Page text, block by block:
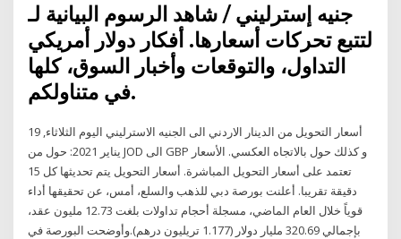
شاهد الرسوم البيانية لـ ‎جنيه إسترليني /
دولار أمريكي‎ لتتبع تحركات أسعارها. أفكار
التداول، والتوقعات وأخبار السوق، كلها
في متناولكم.
أسعار التحويل من الدينار الاردني الى الجنيه الاسترليني اليوم الثلاثاء, 19
يناير 2021: حول من JOD الى GBP و كذلك حول بالاتجاه العكسي. الأسعار
تعتمد على أسعار التحويل المباشرة. أسعار التحويل يتم تحديثها كل 15
دقيقة تقريبا. أعلنت بورصة دبي للذهب والسلع، أمس، عن تحقيقها أداء
قوياً خلال العام الماضي، مسجلة أحجام تداولات بلغت 12.73 مليون عقد،
بإجمالي 320.69 مليار دولار (1.177 تريليون درهم).وأوضحت البورصة في